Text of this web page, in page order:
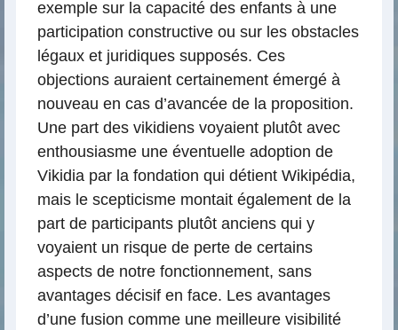
exemple sur la capacité des enfants à une
participation constructive ou sur les obstacles
légaux et juridiques supposés. Ces
objections auraient certainement émergé à
nouveau en cas d’avancée de la proposition.
Une part des vikidiens voyaient plutôt avec
enthousiasme une éventuelle adoption de
Vikidia par la fondation qui détient Wikipédia,
mais le scepticisme montait également de la
part de participants plutôt anciens qui y
voyaient un risque de perte de certains
aspects de notre fonctionnement, sans
avantages décisif en face. Les avantages
d’une fusion comme une meilleure visibilité